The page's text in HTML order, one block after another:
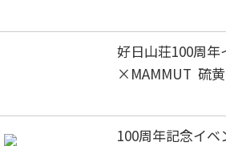
好日山荘100周
×MAMMUT 硫
100周年記念イ